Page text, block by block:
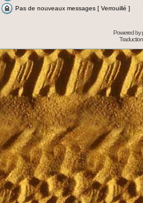
Pas de nouveaux messages [ Verrouillé ]
Powered by